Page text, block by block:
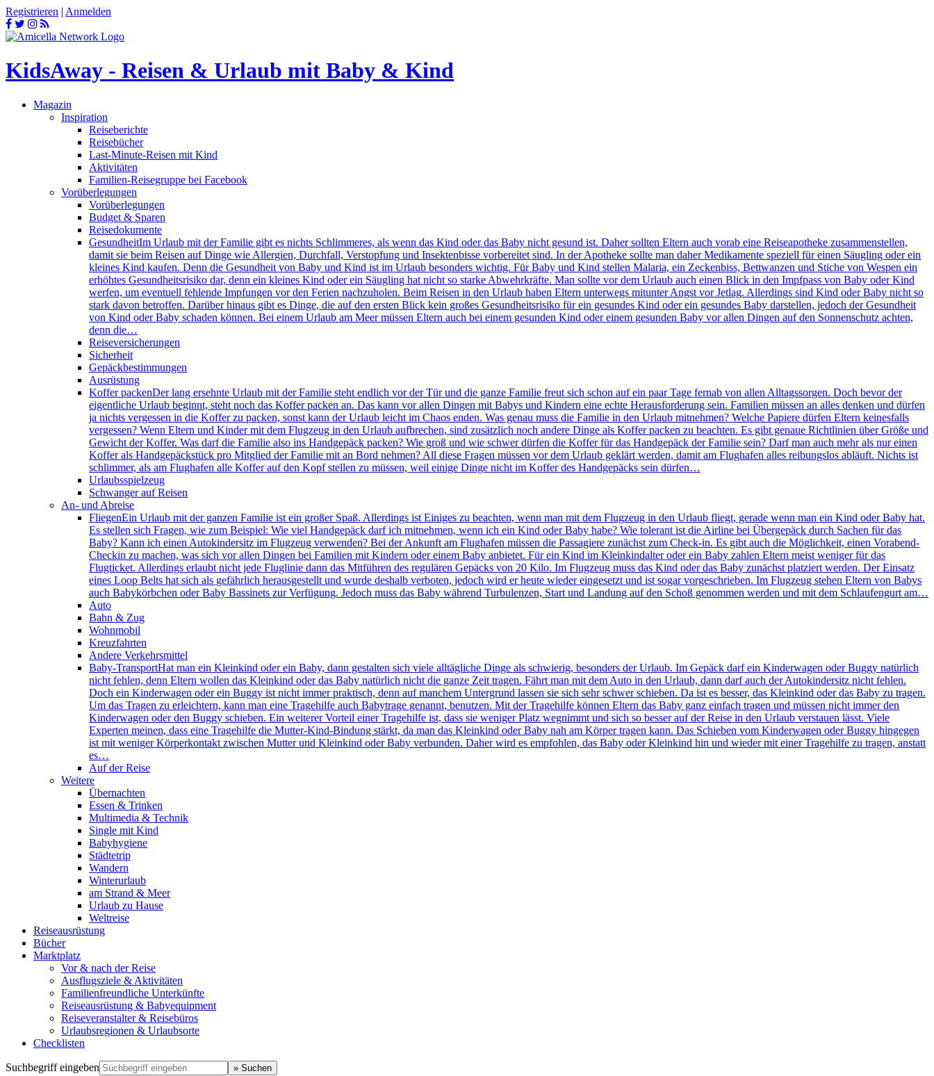
Registrieren | Anmelden
KidsAway - Reisen & Urlaub mit Baby & Kind
Magazin
Inspiration
Reiseberichte
Reisebücher
Last-Minute-Reisen mit Kind
Aktivitäten
Familien-Reisegruppe bei Facebook
Vorüberlegungen
Vorüberlegungen
Budget & Sparen
Reisedokumente
GesundheitIm Urlaub mit der Familie gibt es nichts Schlimmeres, als wenn das Kind oder das Baby nicht gesund ist. Daher sollten Eltern auch vorab eine Reiseapotheke zusammenstellen,
damit sie beim Reisen auf Dinge wie Allergien, Durchfall, Verstopfung und Insektenbisse vorbereitet sind. In der Apotheke sollte man daher Medikamente speziell für einen Säugling oder ein
kleines Kind kaufen. Denn die Gesundheit von Baby und Kind ist im Urlaub besonders wichtig. Für Baby und Kind stellen Malaria, ein Zeckenbiss, Bettwanzen und Stiche von Wespen ein
erhöhtes Gesundheitsrisiko dar, denn ein kleines Kind oder ein Säugling hat nicht so starke Abwehrkräfte. Man sollte vor dem Urlaub auch einen Blick in den Impfpass von Baby oder Kind
werfen, um eventuell fehlende Impfungen vor den Ferien nachzuholen. Beim Reisen in den Urlaub haben Eltern unterwegs mitunter Angst vor Jetlag. Allerdings sind Kind oder Baby nicht so
stark davon betroffen. Darüber hinaus gibt es Dinge, die auf den ersten Blick kein großes Gesundheitsrisiko für ein gesundes Kind oder ein gesundes Baby darstellen, jedoch der Gesundheit
von Kind oder Baby schaden können. Bei einem Urlaub am Meer müssen Eltern auch bei einem gesunden Kind oder einem gesunden Baby vor allen Dingen auf den Sonnenschutz achten,
denn die…
Reiseversicherungen
Sicherheit
Gepäckbestimmungen
Ausrüstung
Koffer packenDer lang ersehnte Urlaub mit der Familie steht endlich vor der Tür und die ganze Familie freut sich schon auf ein paar Tage fernab von allen Alltagssorgen. Doch bevor der
eigentliche Urlaub beginnt, steht noch das Koffer packen an. Das kann vor allen Dingen mit Babys und Kindern eine echte Herausforderung sein. Familien müssen an alles denken und dürfen
ja nichts vergessen in die Koffer zu packen, sonst kann der Urlaub leicht im Chaos enden. Was genau muss die Familie in den Urlaub mitnehmen? Welche Papiere dürfen Eltern keinesfalls
vergessen? Wenn Eltern und Kinder mit dem Flugzeug in den Urlaub aufbrechen, sind zusätzlich noch andere Dinge als Koffer packen zu beachten. Es gibt genaue Richtlinien über Größe und
Gewicht der Koffer. Was darf die Familie also ins Handgepäck packen? Wie groß und wie schwer dürfen die Koffer für das Handgepäck der Familie sein? Darf man auch mehr als nur einen
Koffer als Handgepäckstück pro Mitglied der Familie mit an Bord nehmen? All diese Fragen müssen vor dem Urlaub geklärt werden, damit am Flughafen alles reibungslos abläuft. Nichts ist
schlimmer, als am Flughafen alle Koffer auf den Kopf stellen zu müssen, weil einige Dinge nicht im Koffer des Handgepäcks sein dürfen…
Urlaubsspielzeug
Schwanger auf Reisen
An- und Abreise
FliegenEin Urlaub mit der ganzen Familie ist ein großer Spaß. Allerdings ist Einiges zu beachten, wenn man mit dem Flugzeug in den Urlaub fliegt, gerade wenn man ein Kind oder Baby hat.
Es stellen sich Fragen, wie zum Beispiel: Wie viel Handgepäck darf ich mitnehmen, wenn ich ein Kind oder Baby habe? Wie tolerant ist die Airline bei Übergepäck durch Sachen für das
Baby? Kann ich einen Autokindersitz im Flugzeug verwenden? Bei der Ankunft am Flughafen müssen die Passagiere zunächst zum Check-in. Es gibt auch die Möglichkeit, einen Vorabend-
Checkin zu machen, was sich vor allen Dingen bei Familien mit Kindern oder einem Baby anbietet. Für ein Kind im Kleinkindalter oder ein Baby zahlen Eltern meist weniger für das
Flugticket. Allerdings erlaubt nicht jede Fluglinie dann das Mitführen des regulären Gepäcks von 20 Kilo. Im Flugzeug muss das Kind oder das Baby zunächst platziert werden. Der Einsatz
eines Loop Belts hat sich als gefährlich herausgestellt und wurde deshalb verboten, jedoch wird er heute wieder eingesetzt und ist sogar vorgeschrieben. Im Flugzeug stehen Eltern von Babys
auch Babykörbchen oder Baby Bassinets zur Verfügung. Jedoch muss das Baby während Turbulenzen, Start und Landung auf den Schoß genommen werden und mit dem Schlaufengurt am…
Auto
Bahn & Zug
Wohnmobil
Kreuzfahrten
Andere Verkehrsmittel
Baby-TransportHat man ein Kleinkind oder ein Baby, dann gestalten sich viele alltägliche Dinge als schwierig, besonders der Urlaub. Im Gepäck darf ein Kinderwagen oder Buggy natürlich
nicht fehlen, denn Eltern wollen das Kleinkind oder das Baby natürlich nicht die ganze Zeit tragen. Fährt man mit dem Auto in den Urlaub, dann darf auch der Autokindersitz nicht fehlen.
Doch ein Kinderwagen oder ein Buggy ist nicht immer praktisch, denn auf manchem Untergrund lassen sie sich sehr schwer schieben. Da ist es besser, das Kleinkind oder das Baby zu tragen.
Um das Tragen zu erleichtern, kann man eine Tragehilfe auch Babytrage genannt, benutzen. Mit der Tragehilfe können Eltern das Baby ganz einfach tragen und müssen nicht immer den
Kinderwagen oder den Buggy schieben. Ein weiterer Vorteil einer Tragehilfe ist, dass sie weniger Platz wegnimmt und sich so besser auf der Reise in den Urlaub verstauen lässt. Viele
Experten meinen, dass eine Tragehilfe die Mutter-Kind-Bindung stärkt, da man das Kleinkind oder Baby nah am Körper tragen kann. Das Schieben vom Kinderwagen oder Buggy hingegen
ist mit weniger Körperkontakt zwischen Mutter und Kleinkind oder Baby verbunden. Daher wird es empfohlen, das Baby oder Kleinkind hin und wieder mit einer Tragehilfe zu tragen, anstatt
es…
Auf der Reise
Weitere
Übernachten
Essen & Trinken
Multimedia & Technik
Single mit Kind
Babyhygiene
Städtetrip
Wandern
Winterurlaub
am Strand & Meer
Urlaub zu Hause
Weltreise
Reiseausrüstung
Bücher
Marktplatz
Vor & nach der Reise
Ausflugsziele & Aktivitäten
Familienfreundliche Unterkünfte
Reiseausrüstung & Babyequipment
Reiseveranstalter & Reisebüros
Urlaubsregionen & Urlaubsorte
Checklisten
Suchbegriff eingeben » Suchen